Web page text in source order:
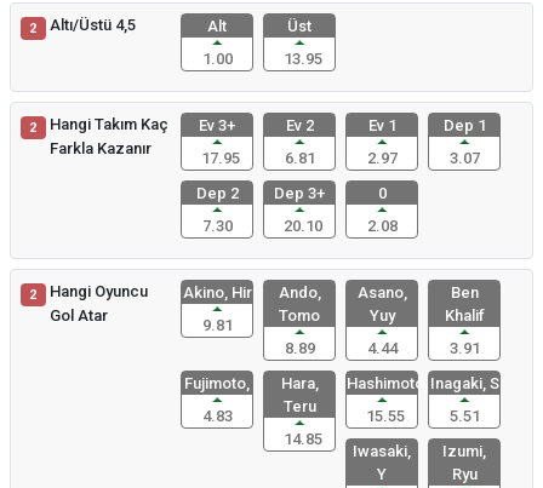
2 Altı/Üstü 4,5
Alt
1.00
Üst
13.95
2
Hangi Takım Kaç
Farkla Kazanır
Ev 3+
17.95
Ev 2
6.81
Ev 1
2.97
Dep 1
3.07
Dep 2
7.30
Dep 3+
20.10
0
2.08
2
Hangi Oyuncu
Gol Atar
Akino, Hir
9.81
Ando,
Tomo
8.89
Asano,
Yuy
4.44
Ben
Khalif
3.91
Fujimoto,
4.83
Hara,
Teru
14.85
Hashimoto,
15.55
Inagaki, S
5.51
Iwasaki,
Y
Izumi,
Ryu